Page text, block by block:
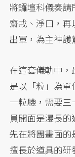
將鑼壇科儀奏
齋戒、淨口，
出軍，為主神護
在這套儀軌中，
是以「粒」為
一粒臉，需要
員開面是漫長
先在將團畫面
擅長於道具的